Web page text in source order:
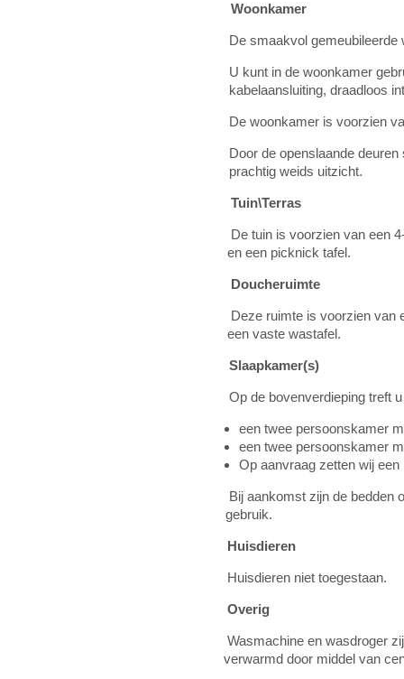
Woonkamer
De smaakvol
U kunt in de woonkamer
kabelaansluiting, draadloos
De woonkamer is voorzien
Door de openslaande
prachtig weids uitzicht.
Tuin\Terras
De tuin is voorzien van een
en een picknick tafel.
Doucheruimte
Deze ruimte is voorzien van
een vaste wastafel.
Slaapkamer(s)
Op de bovenverdieping treft
een twee persoonskamer
een twee persoonskamer
Op aanvraag zetten wij
Bij aankomst zijn de bedden
gebruik.
Huisdieren
Huisdieren niet toegestaan.
Overig
Wasmachine en wasdroger
verwarmd door middel van